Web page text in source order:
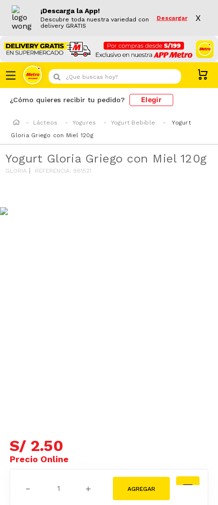
¡Descarga la App!
Descubre toda nuestra variedad con
delivery GRATIS
Descargar X
¿Que buscas hoy?
¿Cómo quieres recibir tu pedido? Elegir
Lácteos Yogures Yogurt Bebible
Yogurt
Gloria Griego con Miel 120g
Yogurt Gloria Griego con Miel 120g
GLORIA REFERENCIA: 961521
S/ 2.50
＋
－